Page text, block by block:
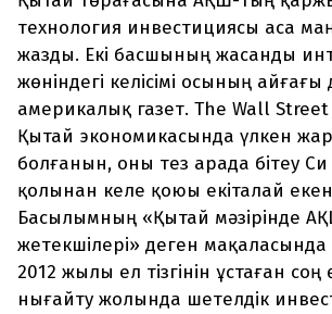
технология инвестициясы аса
жазды. Екі басшының жасанды
жөніндегі келісімі осының айғағы
америкалық газет. The Wall
Қытай экономикасында үлкен
болғанын, оны тез арада бітеу Си
қолынан келе қоюы екіталай
Басылымның «Қытай мәзірінде
жетекшілері» деген
2012 жылы ел тізгінін ұстаған соң
нығайту жолында шетелдік